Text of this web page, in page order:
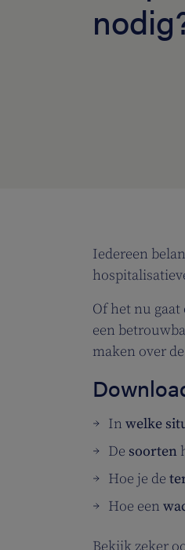
Iedereen
Of het nu gaat
een
maken over
In welke
De soorten
Hoe je de
Hoe een